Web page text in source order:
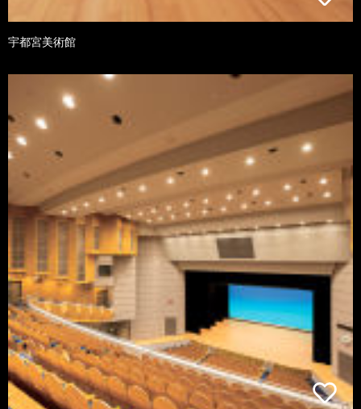
宇都宮美術館